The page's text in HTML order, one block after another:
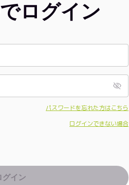
ログイン
パスワードを忘れた方はこちら
ログインできない場合